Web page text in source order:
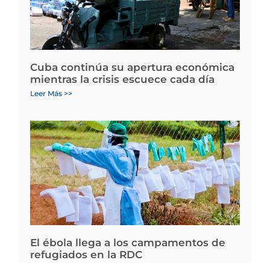
Cuba continúa su apertura económica
mientras la crisis escuece cada día
Leer Más >>
El ébola llega a los campamentos de
refugiados en la RDC